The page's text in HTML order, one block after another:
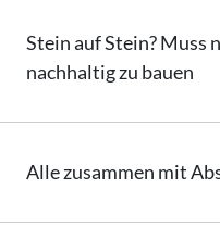
Stein auf Stein? Muss
nachhaltig zu bauen
Alle zusammen mit